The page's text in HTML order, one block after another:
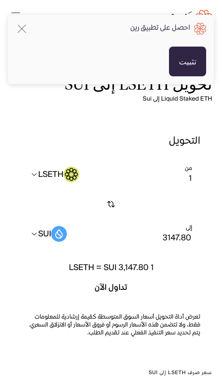
تحويل LSETH إلى SUI
Liquid Staked ETH إلى Sui
التحويل
من LSETH
إلى SUI
1
LSETH =SUI 3,147.80
تداول الآن
تعرض أداة التحويل أسعار السوق المتوسطة كقيمة إرشادية للمعلومات
فقط، ولا تتضمن هذه الأسعار الرسوم أو فروق الأسعار أو الانزلاق السعري.
يتم تحديد سعر التنفيذ الفعلي عند تقديم الطلب.
سعر صرف LSETH إلى SUI
احصل على تطبيق رين
تثبيت